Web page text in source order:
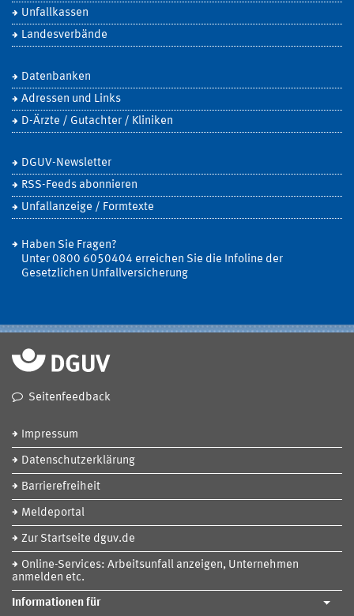
Unfallkassen
Landesverbände
Datenbanken
Adressen und Links
D-Ärzte / Gutachter / Kliniken
DGUV-Newsletter
RSS-Feeds abonnieren
Unfallanzeige / Formtexte
Haben Sie Fragen?
Unter 0800 6050404 erreichen Sie die Infoline der
Gesetzlichen Unfallversicherung
Seitenfeedback
Impressum
Datenschutzerklärung
Barrierefreiheit
Meldeportal
Zur Startseite dguv.de
Online-Services: Arbeitsunfall anzeigen, Unternehmen
anmelden etc.
Informationen für